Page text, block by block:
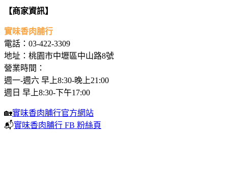
【商家資訊】
實味香肉脯行
電話：03-422-3309
地址：桃園市中壢區中山路8號
營業時間：
週一-週六 早上8:30-晚上21:00
週日 早上8:30-下午17:00
🏡實味香肉脯行官方網站
📬實味香肉脯行 FB 粉絲頁